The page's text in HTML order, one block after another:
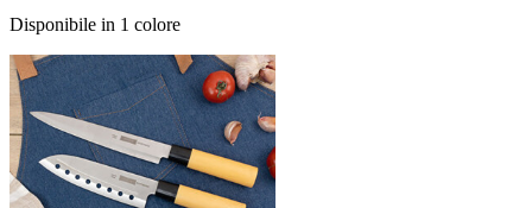
Disponibile in 1 colore